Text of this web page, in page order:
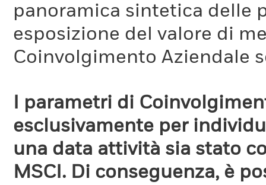
panoramica sintetica delle
esposizione del valore di
Coinvolgimento Aziendale
I parametri di
esclusivamente per
una data attività sia stato
MSCI. Di conseguenza, è